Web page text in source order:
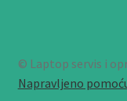
© Laptop servis i
Napravljeno